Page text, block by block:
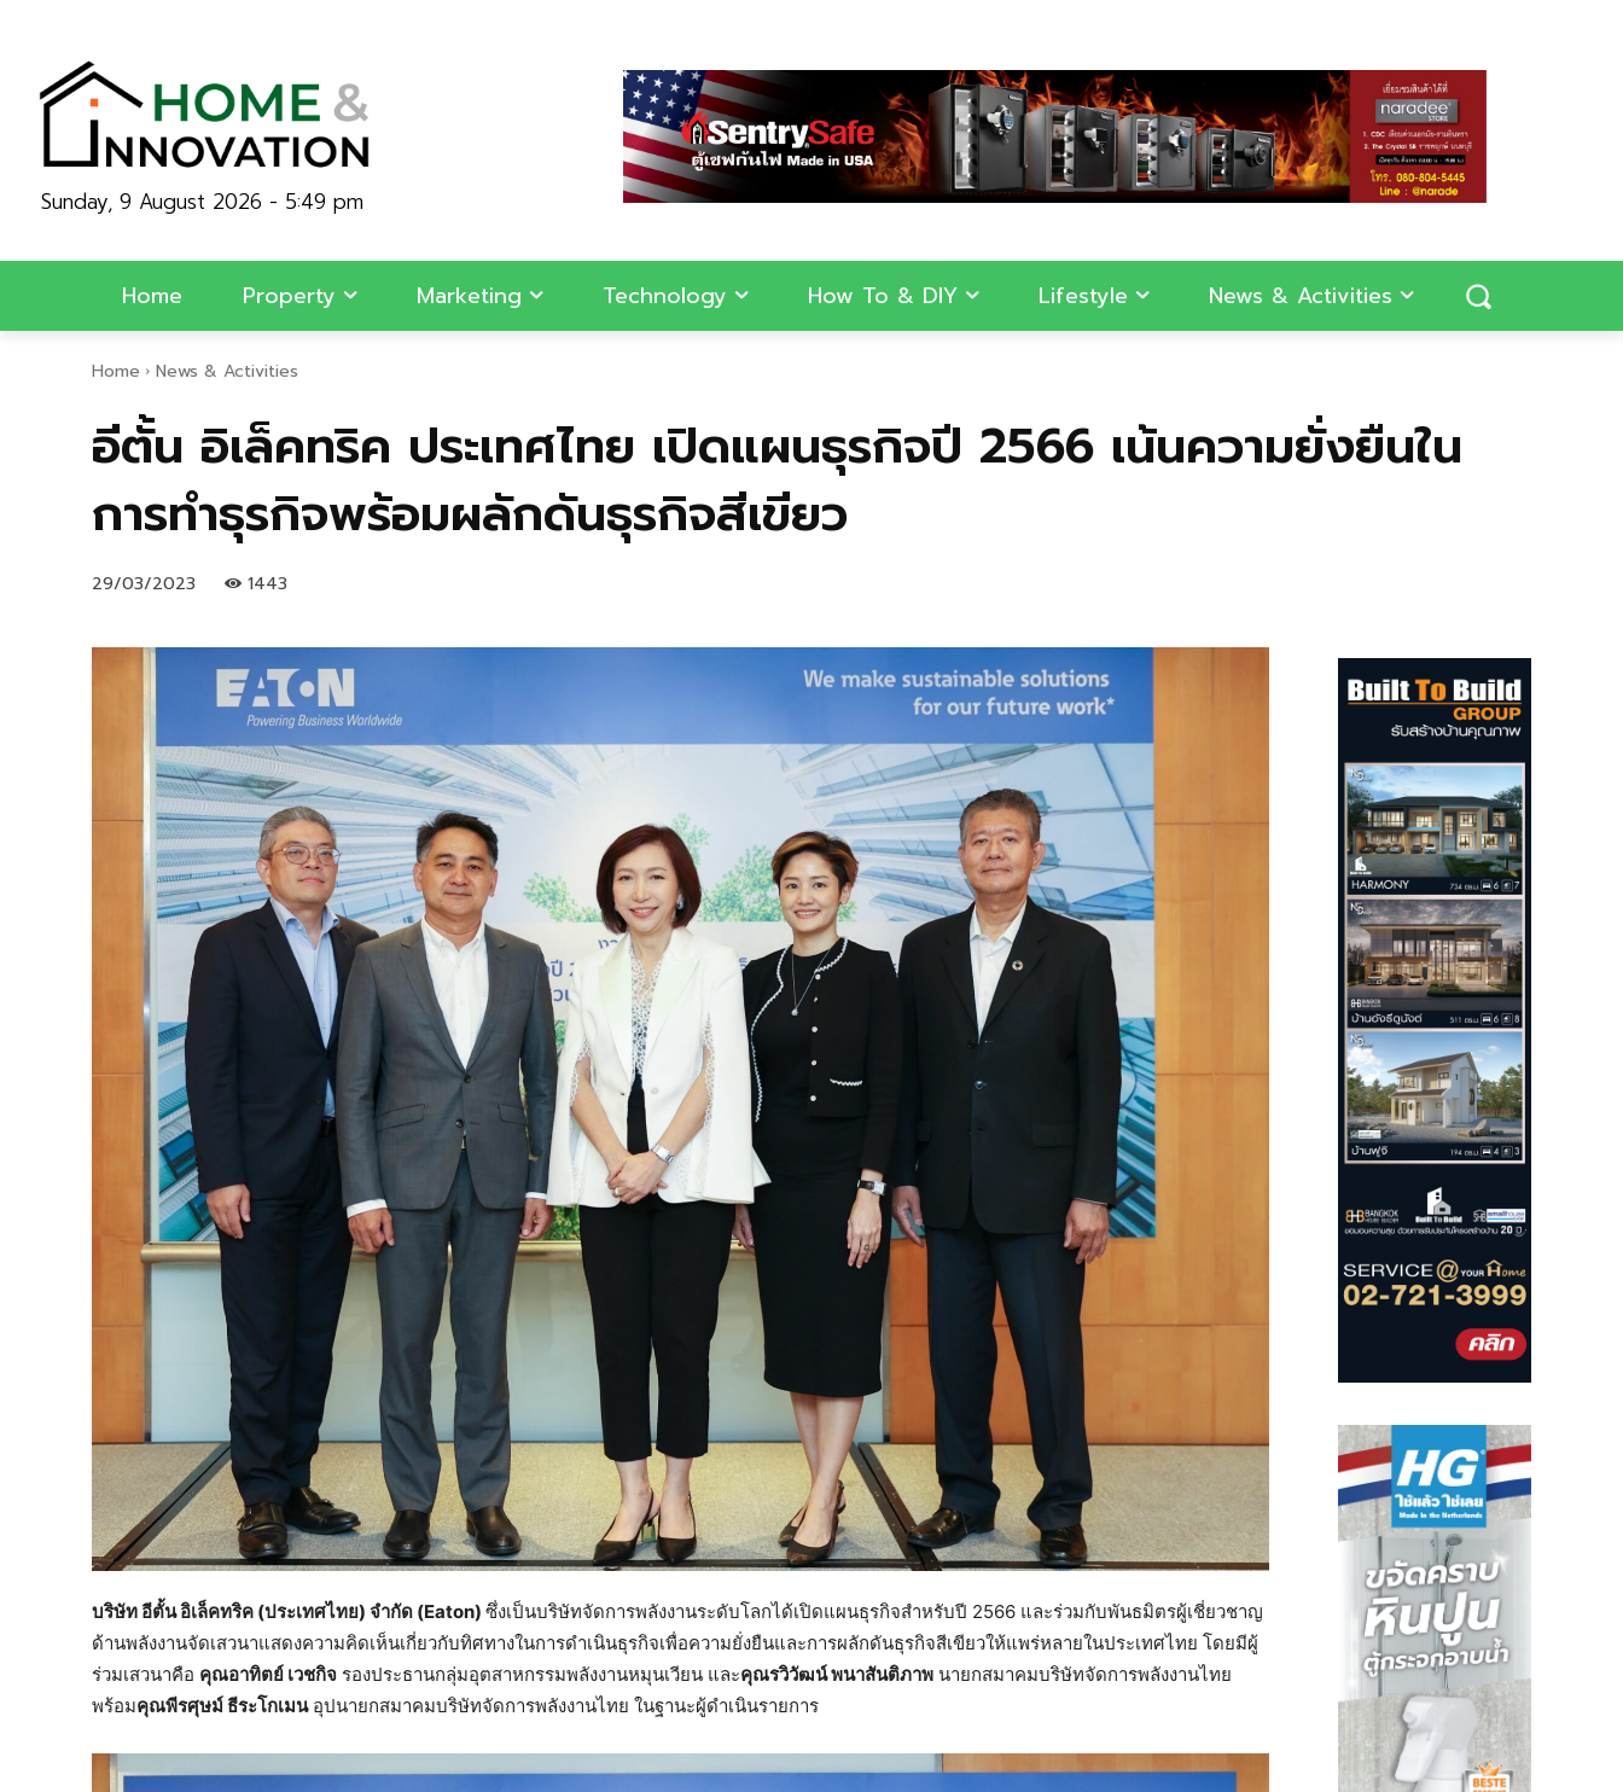
Sunday, 9 August 2026 - 5:49 pm
Home Property Marketing Technology How To & DIY Lifestyle News & Activities
Home News & Activities
อีตั้น อิเล็คทริค ประเทศไทย เปิดแผนธุรกิจปี 2566 เน้นความยั่งยืนใน
การทำธุรกิจพร้อมผลักดันธุรกิจสีเขียว
29/03/2023 1443
บริษัท อีตั้น อิเล็คทริค (ประเทศไทย) จำกัด (Eaton) ซึ่งเป็นบริษัทจัดการพลังงานระดับโลกได้เปิดแผนธุรกิจสำหรับปี 2566 และร่วมกับพันธมิตรผู้เชี่ยวชาญ
ด้านพลังงานจัดเสวนาแสดงความคิดเห็นเกี่ยวกับทิศทางในการดำเนินธุรกิจเพื่อความยั่งยืนและการผลักดันธุรกิจสีเขียวให้แพร่หลายในประเทศไทย โดยมีผู้
ร่วมเสวนาคือ คุณอาทิตย์ เวชกิจ รองประธานกลุ่มอุตสาหกรรมพลังงานหมุนเวียน และคุณรวิวัฒน์ พนาสันติภาพ นายกสมาคมบริษัทจัดการพลังงานไทย
พร้อมคุณพีรศุษม์ ธีระโกเมนอุปนายกสมาคมบริษัทจัดการพลังงานไทย ในฐานะผู้ดำเนินรายการ